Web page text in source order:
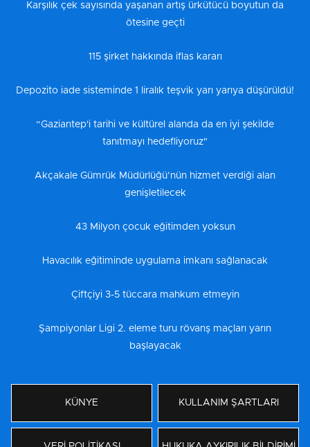
Karşılık çek sayısında yaşanan artış ürkütücü boyutun da
ötesine geçti
115 şirket hakkında iflas kararı
Depozito iade sisteminde 1 liralık teşvik yarı yarıya düşürüldü!
“Gaziantep'i tarihi ve kültürel alanda da en iyi şekilde
tanıtmayı hedefliyoruz"
Akçakale Gümrük Müdürlüğü’nün hizmet verdiği alan
genişletilecek
43 Milyon çocuk eğitimden yoksun
Havacılık eğitiminde uygulama imkanı sağlanacak
Çiftçiyi 3-5 tüccara mahkum etmeyin
Şampiyonlar Ligi 2. eleme turu rövanş maçları yarın
başlayacak
KÜNYE KULLANIM ŞARTLARI